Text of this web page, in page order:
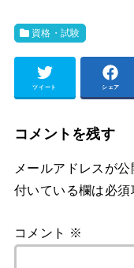
資格・試験
ツイート シェア
コメントを残す
メールアドレスが
付いている欄は必須
コメント ※